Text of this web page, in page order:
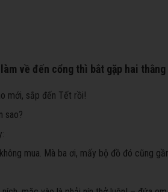
về đến cổng thì bắt gặp hai thằng
mới, sắp đến Tết rồi!
sao?
mua. Mà ba ơi, mấy bộ đồ đó cũng